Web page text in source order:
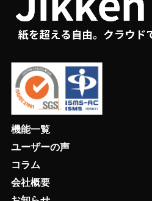
機能一覧
ユーザーの声
コラム
会社概要